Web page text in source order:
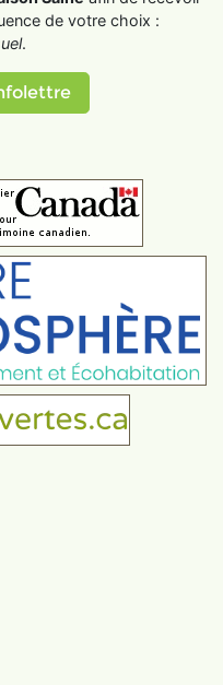
de votre choix :
.